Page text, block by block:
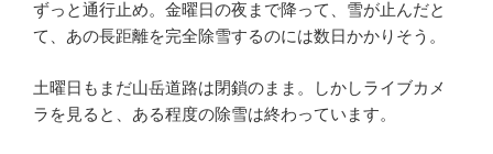
ずっと通行止め。金曜日の夜まで降って、雪が止んだと
て、あの長距離を完全除雪するのには数日かかりそう。
土曜日もまだ山岳道路は閉鎖のまま。しかしライブカメ
ラを見ると、ある程度の除雪は終わっています。